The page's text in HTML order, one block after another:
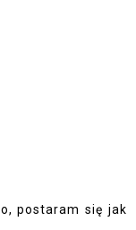
postaram się jak